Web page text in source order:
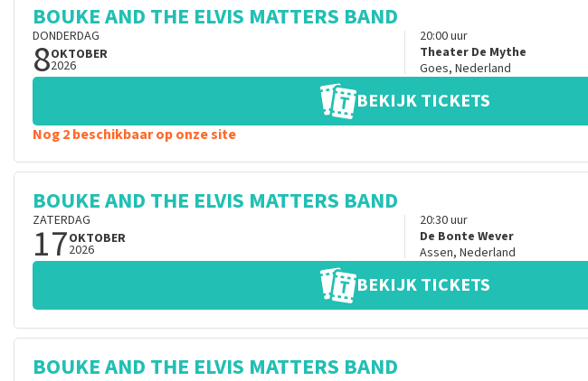
BOUKE AND THE ELVIS MATTERS BAND
DONDERDAG
8OKTOBER
2026
20:00uur
Theater De Mythe
Goes, Nederland
BEKIJK TICKETS
Nog 2 beschikbaar op onze site
BOUKE AND THE ELVIS MATTERS BAND
ZATERDAG
17OKTOBER
2026
20:30uur
De Bonte Wever
Assen, Nederland
BEKIJK TICKETS
BOUKE AND THE ELVIS MATTERS BAND